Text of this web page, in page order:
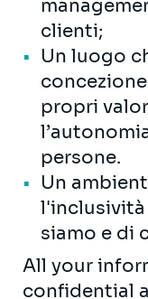
clienti;
Un luogo
propri
persone.
Un
siamo e di
All your
confidential